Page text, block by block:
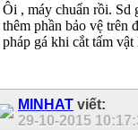
Ôi , máy chuẩn rồi. Sd
thêm phần bảo vệ trên
pháp gá khi cắt tấm
MINHAT viết:
29-10-2015